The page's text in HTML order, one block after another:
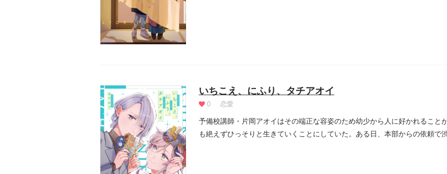
いちこえ、にふり、タチアオイ
0 恋愛
予備校講師・片岡アオイはその端正な容姿のため幼少から人に好かれること
も絶えずひっそりと生きていくことにしていた。ある日、本部からの依頼で